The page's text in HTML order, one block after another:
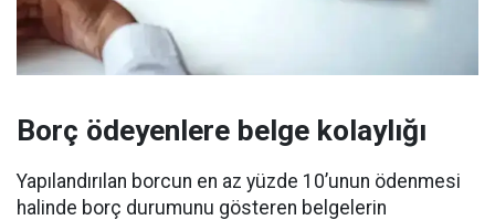
Borç ödeyenlere belge kolaylığı
Yapılandırılan borcun en az yüzde 10’unun ödenmesi
halinde borç durumunu gösteren belgelerin